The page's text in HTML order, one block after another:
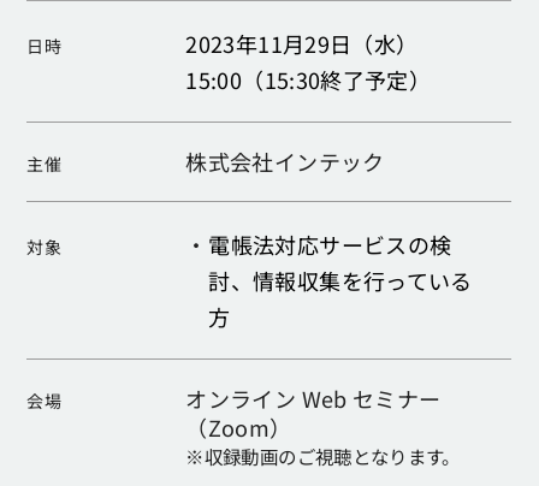
日時
2023年11月29日（水）
15:00（15:30終了予定）
主催 株式会社インテック
対象 ・ 電帳法対応サービスの検
討、情報収集を行っている
方
会場
オンライン Web セミナー
（Zoom）
※収録動画のご視聴となります。